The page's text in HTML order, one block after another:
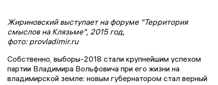
Жириновский выступает на форуме "Территория
смыслов на Клязьме", 2015 год,
фото: provladimir.ru
Собственно, выборы-2018 стали крупнейшим успехом
партии Владимира Вольфовича при его жизни на
владимирской земле: новым губернатором стал верный